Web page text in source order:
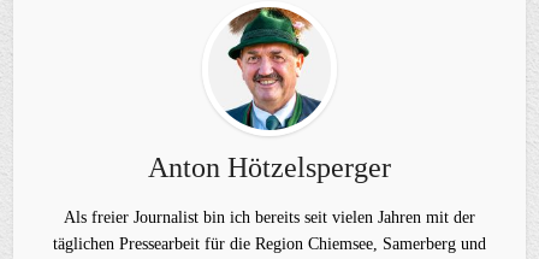
Anton Hötzelsperger
Als freier Journalist bin ich bereits seit vielen Jahren mit der
täglichen Pressearbeit für die Region Chiemsee, Samerberg und